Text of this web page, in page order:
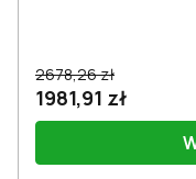
2678,26 zł
1981,91 zł